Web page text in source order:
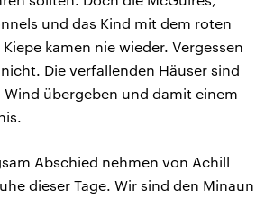
und das Kind mit dem roten
kamen nie wieder. Vergessen
Die verfallenden Häuser sind
übergeben und damit einem
Abschied nehmen von Achill
dieser Tage. Wir sind den Minaun